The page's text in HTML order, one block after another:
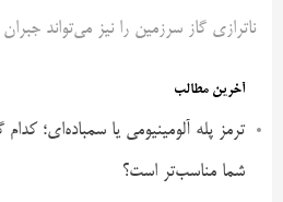
ناترازی گاز سرزمین را نیز می‌تواند
آخرین مطالب
ترمز پله آلومینیومی یا سمباده‌ای؛
شما مناسب‌تر است؟